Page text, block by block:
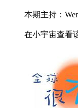
本期主持：
在小宇宙查看